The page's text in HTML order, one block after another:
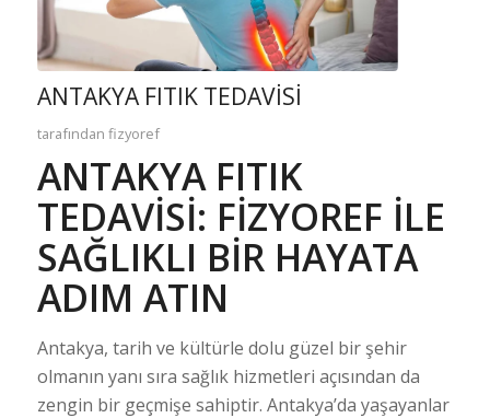
ANTAKYA FITIK TEDAVISI
tarafından fizyoref
ANTAKYA FITIK
TEDAVISI: FIZYOREF İLE
SAĞLIKLI BIR HAYATA
ADIM ATIN
Antakya, tarih ve kültürle dolu güzel bir şehir
olmanın yanı sıra sağlık hizmetleri açısından da
zengin bir geçmişe sahiptir. Antakya’da yaşayanlar